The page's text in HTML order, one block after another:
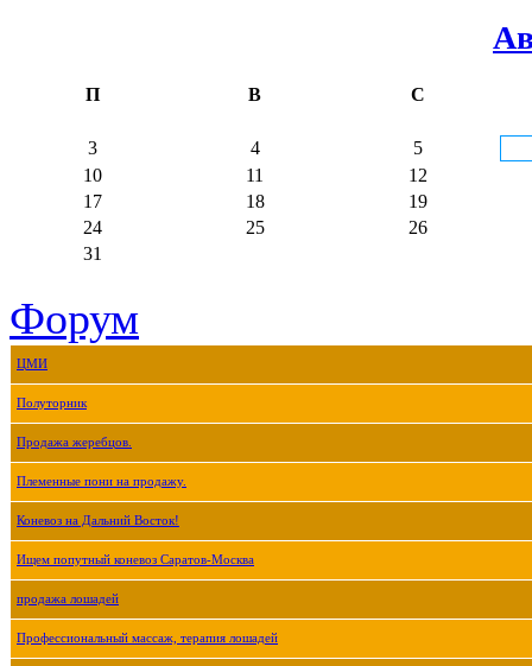
П В С
3 4
5
10
11
12
17
18
19
24
25
26
31
Форум
ЦМИ
Полуторник
Продажа жеребцов.
Племенные пони на продажу.
Коневоз на Дальний Восток!
Ищем попутный коневоз Саратов-Москва
продажа лошадей
Профессиональный массаж, терапия лошадей